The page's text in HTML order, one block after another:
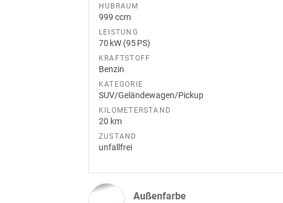
HUBRAUM
999 ccm
LEISTUNG
70 kW (95 PS)
KRAFTSTOFF
Benzin
KATEGORIE
SUV/Geländewagen/Pickup
KILOMETERSTAND
20 km
ZUSTAND
unfallfrei
Außenfarbe